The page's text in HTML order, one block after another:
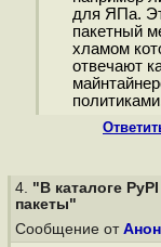
для ЯПа.
пакетный
хламом
отвечают
4. "В каталоге
пакеты"
Сообщение от